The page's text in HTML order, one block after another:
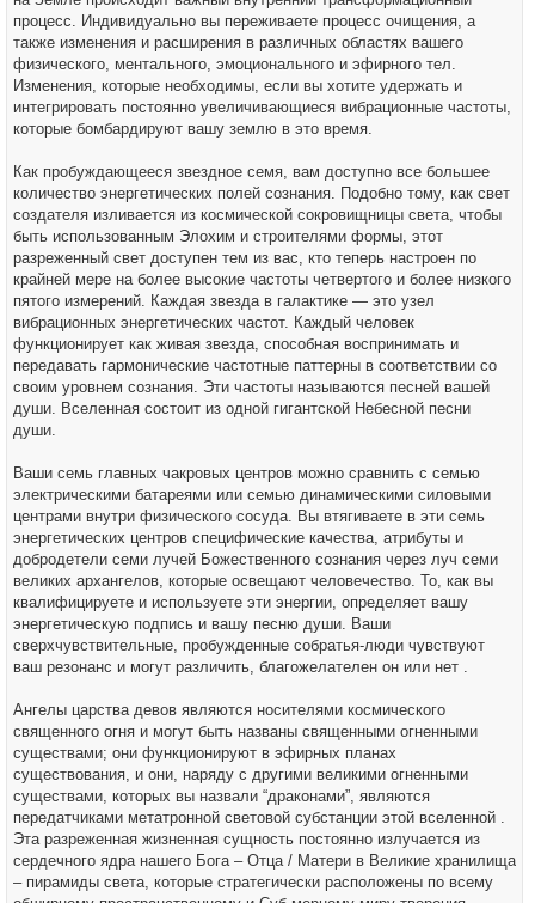
процесс. Индивидуально вы переживаете процесс очищения, а
также изменения и расширения в различных областях вашего
физического, ментального, эмоционального и эфирного тел.
Изменения, которые необходимы, если вы хотите удержать и
интегрировать постоянно увеличивающиеся вибрационные частоты,
которые бомбардируют вашу землю в это время.
Как пробуждающееся звездное семя, вам доступно все большее
количество энергетических полей сознания. Подобно тому, как свет
создателя изливается из космической сокровищницы света, чтобы
быть использованным Элохим и строителями формы, этот
разреженный свет доступен тем из вас, кто теперь настроен по
крайней мере на более высокие частоты четвертого и более низкого
пятого измерений. Каждая звезда в галактике — это узел
вибрационных энергетических частот. Каждый человек
функционирует как живая звезда, способная воспринимать и
передавать гармонические частотные паттерны в соответствии со
своим уровнем сознания. Эти частоты называются песней вашей
души. Вселенная состоит из одной гигантской Небесной песни
души.
Ваши семь главных чакровых центров можно сравнить с семью
электрическими батареями или семью динамическими силовыми
центрами внутри физического сосуда. Вы втягиваете в эти семь
энергетических центров специфические качества, атрибуты и
добродетели семи лучей Божественного сознания через луч семи
великих архангелов, которые освещают человечество. То, как вы
квалифицируете и используете эти энергии, определяет вашу
энергетическую подпись и вашу песню души. Ваши
сверхчувствительные, пробужденные собратья-люди чувствуют
ваш резонанс и могут различить, благожелателен он или нет .
Ангелы царства девов являются носителями космического
священного огня и могут быть названы священными огненными
существами; они функционируют в эфирных планах
существования, и они, наряду с другими великими огненными
существами, которых вы назвали “драконами”, являются
передатчиками метатронной световой субстанции этой вселенной .
Эта разреженная жизненная сущность постоянно излучается из
сердечного ядра нашего Бога – Отца / Матери в Великие хранилища
– пирамиды света, которые стратегически расположены по всему